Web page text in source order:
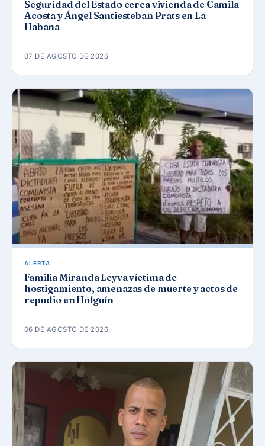
Seguridad del Estado cerca vivienda de Camila
Acosta y Ángel Santiesteban Prats en La
Habana
07 DE AGOSTO DE 2026
ALERTA
Familia Miranda Leyva víctima de
hostigamiento, amenazas de muerte y actos de
repudio en Holguín
06 DE AGOSTO DE 2026